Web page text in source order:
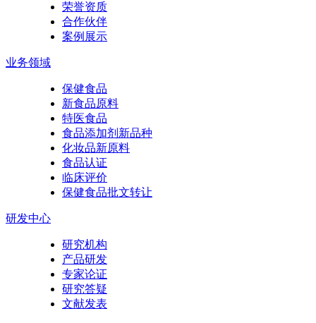
荣誉资质
合作伙伴
案例展示
业务领域
保健食品
新食品原料
特医食品
食品添加剂新品种
化妆品新原料
食品认证
临床评价
保健食品批文转让
研发中心
研究机构
产品研发
专家论证
研究答疑
文献发表